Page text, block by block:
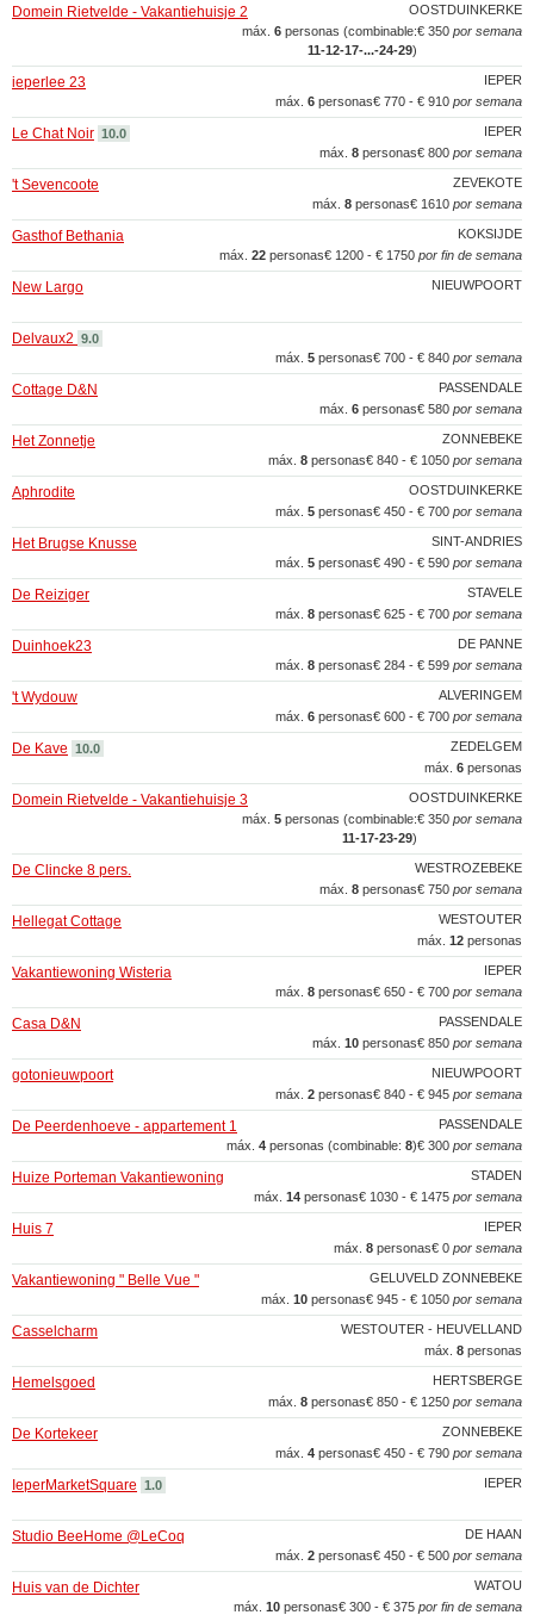
OOSTDUINKERKE
Domein Rietvelde - Vakantiehuisje 2
€ 350 por semana
máx. 6 personas (combinable:
11‑12‑17‑...‑24‑29)
IEPER
ieperlee 23
€ 770 - € 910 por semana
máx. 6 personas
IEPER
Le Chat Noir 10.0
€ 800 por semana
máx. 8 personas
ZEVEKOTE
't Sevencoote
€ 1610 por semana
máx. 8 personas
KOKSIJDE
Gasthof Bethania
€ 1200 - € 1750 por fin de semana
máx. 22 personas
NIEUWPOORT
New Largo
Delvaux2 9.0
€ 700 - € 840 por semana
máx. 5 personas
PASSENDALE
Cottage D&N
€ 580 por semana
máx. 6 personas
ZONNEBEKE
Het Zonnetje
€ 840 - € 1050 por semana
máx. 8 personas
OOSTDUINKERKE
Aphrodite
€ 450 - € 700 por semana
máx. 5 personas
SINT-ANDRIES
Het Brugse Knusse
€ 490 - € 590 por semana
máx. 5 personas
STAVELE
De Reiziger
€ 625 - € 700 por semana
máx. 8 personas
DE PANNE
Duinhoek23
€ 284 - € 599 por semana
máx. 8 personas
ALVERINGEM
't Wydouw
€ 600 - € 700 por semana
máx. 6 personas
ZEDELGEM
De Kave 10.0
máx. 6 personas
OOSTDUINKERKE
Domein Rietvelde - Vakantiehuisje 3
€ 350 por semana
máx. 5 personas (combinable:
11‑17‑23‑29)
WESTROZEBEKE
De Clincke 8 pers.
€ 750 por semana
máx. 8 personas
WESTOUTER
Hellegat Cottage
máx. 12 personas
IEPER
Vakantiewoning Wisteria
€ 650 - € 700 por semana
máx. 8 personas
PASSENDALE
Casa D&N
€ 850 por semana
máx. 10 personas
NIEUWPOORT
gotonieuwpoort
€ 840 - € 945 por semana
máx. 2 personas
PASSENDALE
De Peerdenhoeve - appartement 1
€ 300 por semana
máx. 4 personas (combinable: 8)
STADEN
Huize Porteman Vakantiewoning
€ 1030 - € 1475 por semana
máx. 14 personas
IEPER
Huis 7
€ 0 por semana
máx. 8 personas
GELUVELD ZONNEBEKE
Vakantiewoning " Belle Vue "
€ 945 - € 1050 por semana
máx. 10 personas
WESTOUTER - HEUVELLAND
Casselcharm
máx. 8 personas
HERTSBERGE
Hemelsgoed
€ 850 - € 1250 por semana
máx. 8 personas
ZONNEBEKE
De Kortekeer
€ 450 - € 790 por semana
máx. 4 personas
IEPER
IeperMarketSquare 1.0
DE HAAN
Studio BeeHome @LeCoq
€ 450 - € 500 por semana
máx. 2 personas
WATOU
Huis van de Dichter
€ 300 - € 375 por fin de semana
máx. 10 personas